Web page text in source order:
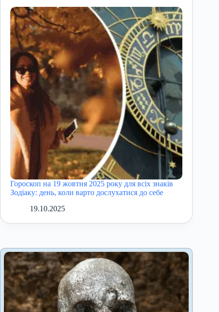
Гороскоп на 19 жовтня 2025 року для всіх знаків
Зодіаку: день, коли варто дослухатися до себе
19.10.2025